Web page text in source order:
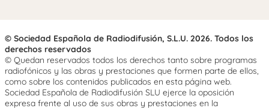
© Sociedad Española de Radiodifusión, S.L.U. 2026. Todos los
derechos reservados
© Quedan reservados todos los derechos tanto sobre programas
radiofónicos y las obras y prestaciones que formen parte de ellos,
como sobre los contenidos publicados en esta página web.
Sociedad Española de Radiodifusión SLU ejerce la oposición
expresa frente al uso de sus obras y prestaciones en la